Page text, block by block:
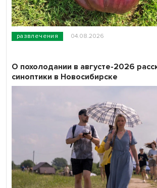
развлечения 04.08.2026
О похолодании в августе-2026
синоптики в Новосибирске